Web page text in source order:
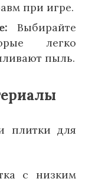
при игре.
Выбирайте
легко
пыль.
плитки для
с низким